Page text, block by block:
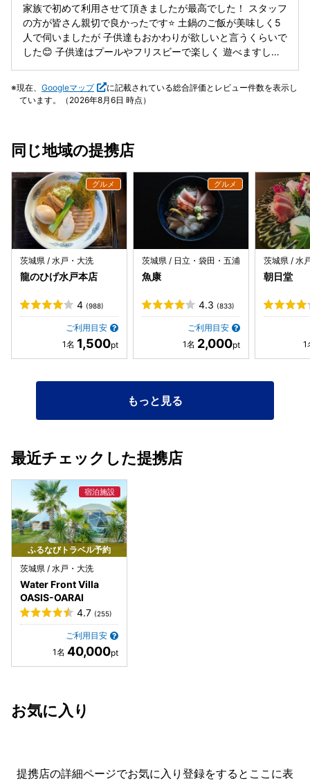
家族で初めて利用させて頂きましたが最高でした！ スタッフ
の方が皆さん親切で良かったです⭐️ 土鍋のご飯が美味しく5
人で伺いましたが 子供達もおかわりが欲しいと言うくらいで
した😊 子供達はプールやフリスビーで楽しく 遊べますし、
過去一と言うくらい良かったみたいです😆 また利用させて
いただきます！ ありがとうございました☺️
現在、 Googleマップ
に記載されている総合評価とレビュー件数を表示し
ています。（2026年8月6日 時点）
同じ地域の提携店
茨城県 / 水戸・大洗
龍のひげ水戸本店
4 (988)
ご利用目安
1,500
茨城県 / 日立・袋田・五浦
魚康
4.3 (833)
ご利用目安
2,000
茨城県 / 水
朝日堂
もっと見る
最近チェックした提携店
ふるなびトラベル予約
茨城県 / 水戸・大洗
Water Front Villa
OASIS-OARAI
4.7 (255)
ご利用目安
40,000
お気に入り
提携店の詳細ページでお気に入り登録をすると ここに表